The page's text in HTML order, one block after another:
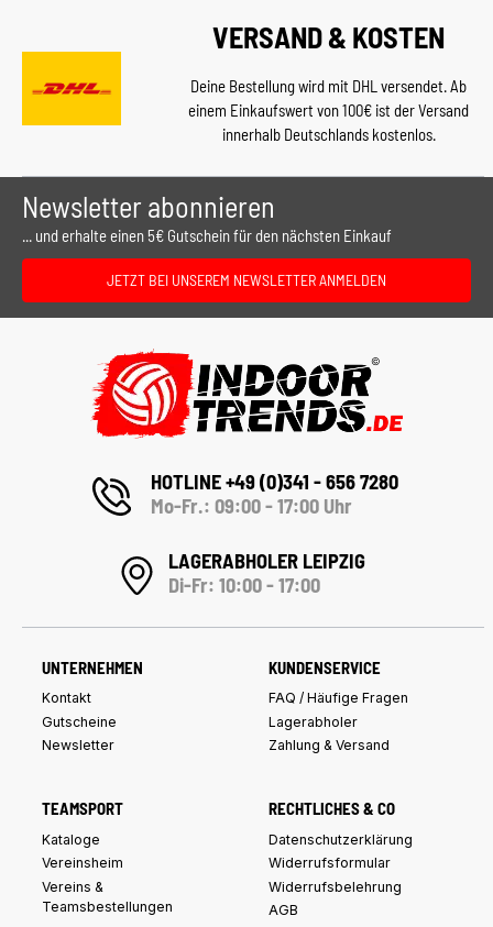
VERSAND & KOSTEN
Deine Bestellung wird mit DHL versendet. Ab
einem Einkaufswert von 100€ ist der Versand
innerhalb Deutschlands kostenlos.
Newsletter abonnieren
... und erhalte einen 5€ Gutschein für den nächsten Einkauf
JETZT BEI UNSEREM NEWSLETTER ANMELDEN
HOTLINE +49 (0)341 - 656 7280
Mo-Fr.: 09:00 - 17:00 Uhr
LAGERABHOLER LEIPZIG
Di-Fr: 10:00 - 17:00
UNTERNEHMEN
Kontakt
Gutscheine
Newsletter
KUNDENSERVICE
FAQ / Häufige Fragen
Lagerabholer
Zahlung & Versand
TEAMSPORT
Kataloge
Vereinsheim
Vereins &
Teamsbestellungen
RECHTLICHES & CO
Datenschutzerklärung
Widerrufsformular
Widerrufsbelehrung
AGB